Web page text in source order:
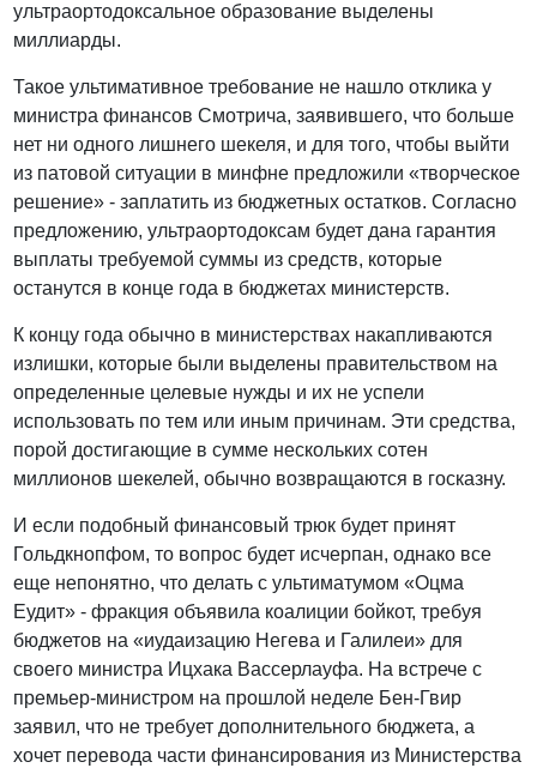
ультраортодоксальное образование выделены
миллиарды.
Такое ультимативное требование не нашло отклика у
министра финансов Смотрича, заявившего, что больше
нет ни одного лишнего шекеля, и для того, чтобы выйти
из патовой ситуации в минфне предложили «творческое
решение» - заплатить из бюджетных остатков. Согласно
предложению, ультраортодоксам будет дана гарантия
выплаты требуемой суммы из средств, которые
останутся в конце года в бюджетах министерств.
К концу года обычно в министерствах накапливаются
излишки, которые были выделены правительством на
определенные целевые нужды и их не успели
использовать по тем или иным причинам. Эти средства,
порой достигающие в сумме нескольких сотен
миллионов шекелей, обычно возвращаются в госказну.
И если подобный финансовый трюк будет принят
Гольдкнопфом, то вопрос будет исчерпан, однако все
еще непонятно, что делать с ультиматумом «Оцма
Еудит» - фракция объявила коалиции бойкот, требуя
бюджетов на «иудаизацию Негева и Галилеи» для
своего министра Ицхака Вассерлауфа. На встрече с
премьер-министром на прошлой неделе Бен-Гвир
заявил, что не требует дополнительного бюджета, а
хочет перевода части финансирования из Министерства